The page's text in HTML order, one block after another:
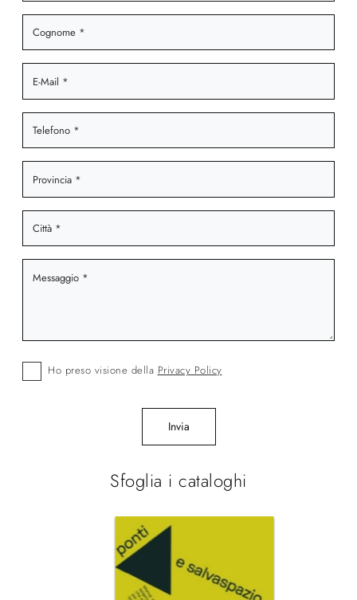
Sfoglia i cataloghi
Ho preso visione della Privacy Policy
Invia